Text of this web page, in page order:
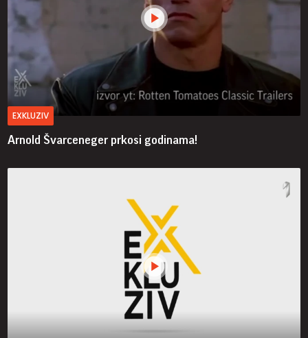
EXKLUZIV
Arnold Švarceneger prkosi godinama!